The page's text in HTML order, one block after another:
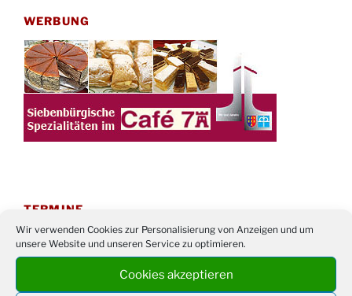
Wir verwenden Cookies zur Personalisierung von Anzeigen und um
unsere Website und unseren Service zu optimieren.
Cookies akzeptieren
WERBUNG
TERMINE
21. bis
28.8.
Sommerfreizeit der Ev. Jugend in Berlin für
Kinder ab 13 Jahren
29.08.
Damen Doppel - Turnier des TC77 am